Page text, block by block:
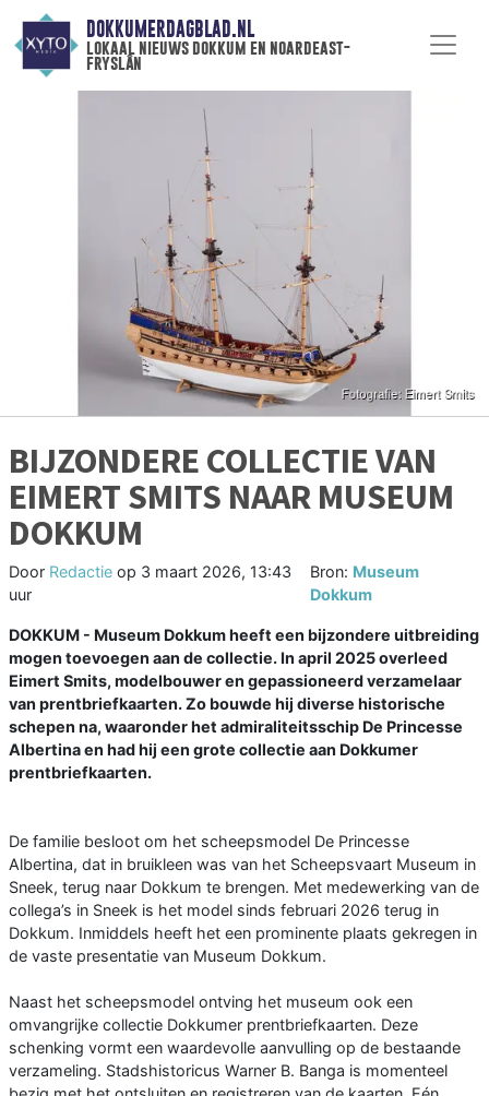
DOKKUMERDAGBLAD.NL
lokaal nieuws dokkum en noardeast-
fryslân
BIJZONDERE COLLECTIE VAN
EIMERT SMITS NAAR MUSEUM
DOKKUM
Door Redactie op 3 maart 2026, 13:43
uur
Bron: Museum
Dokkum
DOKKUM - Museum Dokkum heeft een bijzondere uitbreiding
mogen toevoegen aan de collectie. In april 2025 overleed
Eimert Smits, modelbouwer en gepassioneerd verzamelaar
van prentbriefkaarten. Zo bouwde hij diverse historische
schepen na, waaronder het admiraliteitsschip De Princesse
Albertina en had hij een grote collectie aan Dokkumer
prentbriefkaarten.
De familie besloot om het scheepsmodel De Princesse
Albertina, dat in bruikleen was van het Scheepsvaart Museum in
Sneek, terug naar Dokkum te brengen. Met medewerking van de
collega’s in Sneek is het model sinds februari 2026 terug in
Dokkum. Inmiddels heeft het een prominente plaats gekregen in
de vaste presentatie van Museum Dokkum.
Naast het scheepsmodel ontving het museum ook een
omvangrijke collectie Dokkumer prentbriefkaarten. Deze
schenking vormt een waardevolle aanvulling op de bestaande
verzameling. Stadshistoricus Warner B. Banga is momenteel